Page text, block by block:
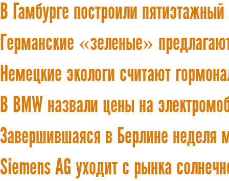
В Гамбурге построили
Германские «зеленые»
Немецкие экологи считают
В BMW назвали цены на
Завершившаяся в Берлине
Siemens AG уходит с рынка